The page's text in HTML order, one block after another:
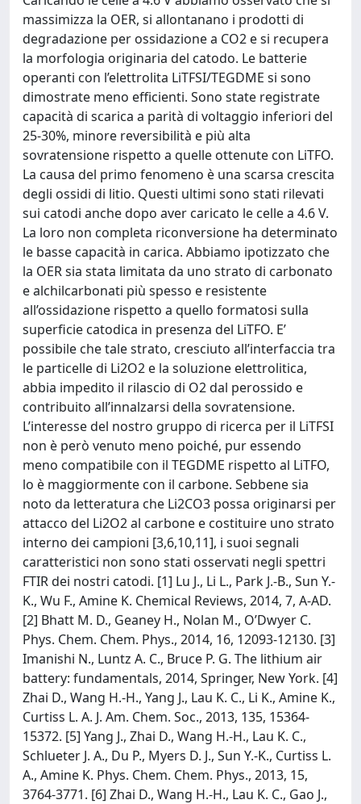
massimizza la OER, si allontanano i prodotti di
degradazione per ossidazione a CO2 e si recupera
la morfologia originaria del catodo. Le batterie
operanti con l’elettrolita LiTFSI/TEGDME si sono
dimostrate meno efficienti. Sono state registrate
capacità di scarica a parità di voltaggio inferiori del
25-30%, minore reversibilità e più alta
sovratensione rispetto a quelle ottenute con LiTFO.
La causa del primo fenomeno è una scarsa crescita
degli ossidi di litio. Questi ultimi sono stati rilevati
sui catodi anche dopo aver caricato le celle a 4.6 V.
La loro non completa riconversione ha determinato
le basse capacità in carica. Abbiamo ipotizzato che
la OER sia stata limitata da uno strato di carbonato
e alchilcarbonati più spesso e resistente
all’ossidazione rispetto a quello formatosi sulla
superficie catodica in presenza del LiTFO. E’
possibile che tale strato, cresciuto all’interfaccia tra
le particelle di Li2O2 e la soluzione elettrolitica,
abbia impedito il rilascio di O2 dal perossido e
contribuito all’innalzarsi della sovratensione.
L’interesse del nostro gruppo di ricerca per il LiTFSI
non è però venuto meno poiché, pur essendo
meno compatibile con il TEGDME rispetto al LiTFO,
lo è maggiormente con il carbone. Sebbene sia
noto da letteratura che Li2CO3 possa originarsi per
attacco del Li2O2 al carbone e costituire uno strato
interno dei campioni [3,6,10,11], i suoi segnali
caratteristici non sono stati osservati negli spettri
FTIR dei nostri catodi. [1] Lu J., Li L., Park J.-B., Sun Y.-
K., Wu F., Amine K. Chemical Reviews, 2014, 7, A-AD.
[2] Bhatt M. D., Geaney H., Nolan M., O’Dwyer C.
Phys. Chem. Chem. Phys., 2014, 16, 12093-12130. [3]
Imanishi N., Luntz A. C., Bruce P. G. The lithium air
battery: fundamentals, 2014, Springer, New York. [4]
Zhai D., Wang H.-H., Yang J., Lau K. C., Li K., Amine K.,
Curtiss L. A. J. Am. Chem. Soc., 2013, 135, 15364-
15372. [5] Yang J., Zhai D., Wang H.-H., Lau K. C.,
Schlueter J. A., Du P., Myers D. J., Sun Y.-K., Curtiss L.
A., Amine K. Phys. Chem. Chem. Phys., 2013, 15,
3764-3771. [6] Zhai D., Wang H.-H., Lau K. C., Gao J.,